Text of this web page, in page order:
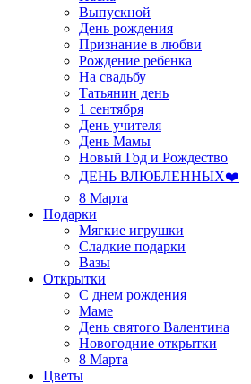
Выпускной
День рождения
Признание в любви
Рождение ребенка
На свадьбу
Татьянин день
1 сентября
День учителя
День Мамы
Новый Год и Рождество
ДЕНЬ ВЛЮБЛЕННЫХ❤️
8 Марта
Подарки
Мягкие игрушки
Сладкие подарки
Вазы
Открытки
С днем рождения
Маме
День святого Валентина
Новогодние открытки
8 Марта
Цветы